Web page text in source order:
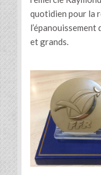
quotidien pour la
l’épanouissement
et grands.